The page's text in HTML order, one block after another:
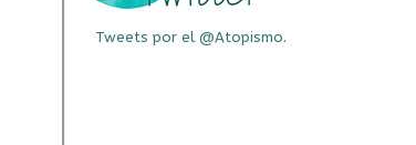
Tweets por el @Atopismo.